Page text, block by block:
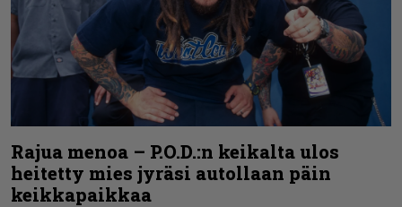
Rajua menoa – P.O.D.:n keikalta ulos
heitetty mies jyräsi autollaan päin
keikkapaikkaa